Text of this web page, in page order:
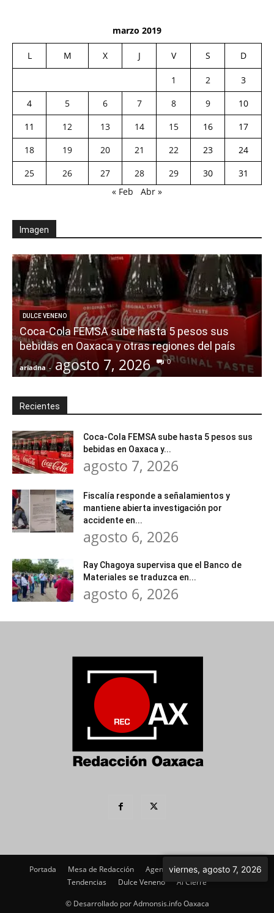
marzo 2019
L M X J V S D
1 2
3
4
5 6 7 8 9
10
11
12 13 14 15 16
17
18
19 20 21 22 23
24
25
26 27 28 29 30
31
« Feb
Abr »
Imagen
DULCE VENENO
Coca-Cola FEMSA sube hasta 5 pesos sus
bebidas en Oaxaca y otras regiones del país
ariadna - agosto 7, 2026 0
Recientes
Coca-Cola FEMSA sube hasta 5 pesos sus
bebidas en Oaxaca y...
agosto 7, 2026
Fiscalía responde a señalamientos y
mantiene abierta investigación por
accidente en...
agosto 6, 2026
Ray Chagoya supervisa que el Banco de
Materiales se traduzca en...
agosto 6, 2026
Portada Mesa de Redacción Agenda Política
Imagen
Tendencias
Dulce Veneno Al Cierre
© Desarrollado por Admonsis.info Oaxaca
viernes, agosto 7, 2026